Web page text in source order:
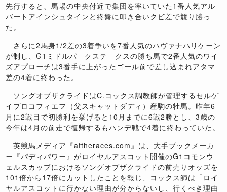
先行すると、馬場の中央付近で集団を率いていた1番人気アル
バートアインシュタインと終盤に叩き合いクビ差で競り勝っ
た。
さらに2馬身1/2差の3着争いを7番人気のハヴァナハリケーン
が制し、G1ミドルパークステークスの勝ち馬で2番人気のワイ
ズアプローチは3番手に上がったゴール前で差し込まれアタマ
差の4着に終わった。
ソングオブザクライドはC.コックス調教師が管理するセルゲ
イプロコフィエフ（父スキャットダディ）産駒の牡馬。昨年6
月に2戦目で初勝利を挙げると10月までに6戦2勝とし、3歳の
今年は4月の前走で復帰するもハンデ戦で4着に終わっていた。
英競馬メディア『attheraces.com』は、大手ブックメーカ
ー『パディパワー』がロイヤルアスコット開催のG1コモンウ
ェルスカップにおけるソングオブザクライドの前売りオッズを
101倍から17倍にカットしたことを報じ、コックス師は「ロイ
ヤルアスコットに行かない理由が分からないし、行くべき理由